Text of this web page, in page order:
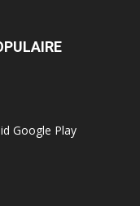
Google Play